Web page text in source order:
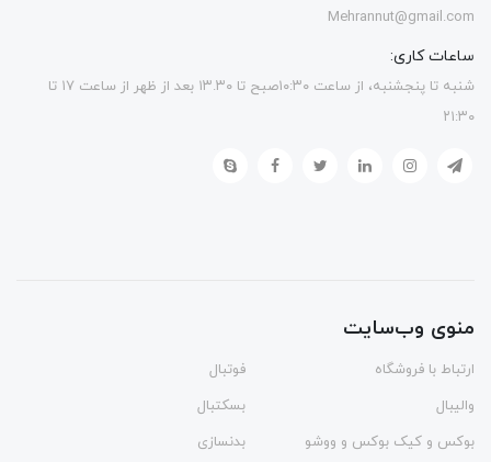
Mehrannut@gmail.com
ساعات کاری:
شنبه تا پنجشنبه، از ساعت ۱۰:۳۰صبح تا ۱۳.۳۰ بعد از ظهر از ساعت ۱۷ تا
۲۱:۳۰
منوی وب‌سایت
ارتباط با فروشگاه
فوتبال
والیبال
بسکتبال
بوکس و کیک بوکس و ووشو
بدنسازی